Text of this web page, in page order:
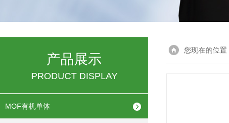
产品展示
PRODUCT DISPLAY
MOF有机单体
您现在的位置